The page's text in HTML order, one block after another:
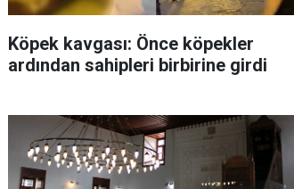
Köpek kavgası: Önce köpekler
ardından sahipleri birbirine girdi